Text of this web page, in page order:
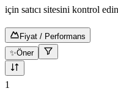
için satıcı sitesini kontrol
Fiyat / Performans
✨Öner
10
1